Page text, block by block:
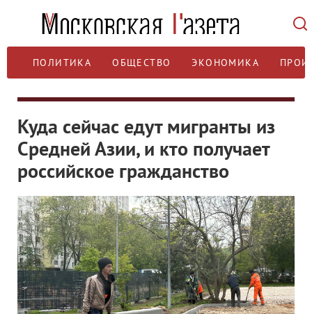
ПОЛИТИКА ОБЩЕСТВО ЭКОНОМИКА
Куда сейчас едут мигранты из
Средней Азии, и кто получает
российское гражданство